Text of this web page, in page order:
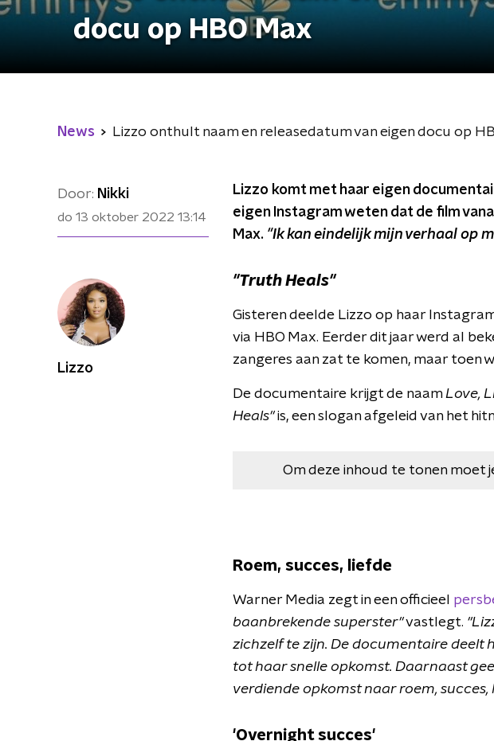
docu op HBO Max
News Lizzo onthult naam en releasedatum van eigen docu op
Door: Nikki
do 13 oktober 2022 13:14
Lizzo komt met haar eigen
eigen Instagram weten dat de film
Max. "Ik kan eindelijk mijn verhaal op
"Truth Heals"
Gisteren deelde Lizzo op haar
via HBO Max. Eerder dit jaar werd al
zangeres aan zat te komen, maar toen
De documentaire krijgt de naamLove,
Heals"is, een slogan afgeleid van het
Om deze inhoud te tonen moet
Roem, succes, liefde
Warner Media zegt in een officieel
baanbrekende superster"vastlegt.
zichzelf te zijn. De documentaire deelt
tot haar snelle opkomst. Daarnaast
verdiende opkomst naar roem,
'Overnight succes'
Lizzo